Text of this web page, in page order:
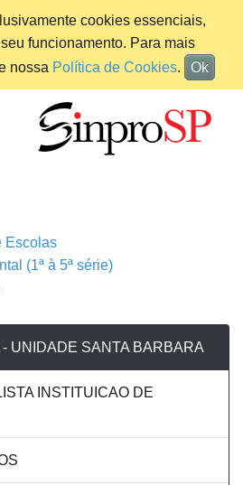
cookies essenciais,
funcionamento. Para mais
nossa Política de Cookies. Ok
Escolas
(1ª à 5ª série)
UNIDADE SANTA BARBARA
INSTITUICAO DE